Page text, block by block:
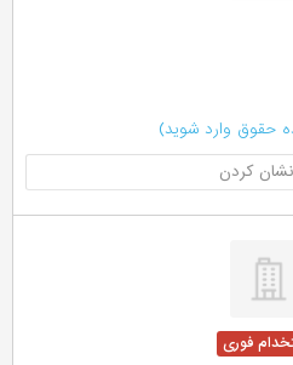
حقوق وارد شوید)
نشان کردن